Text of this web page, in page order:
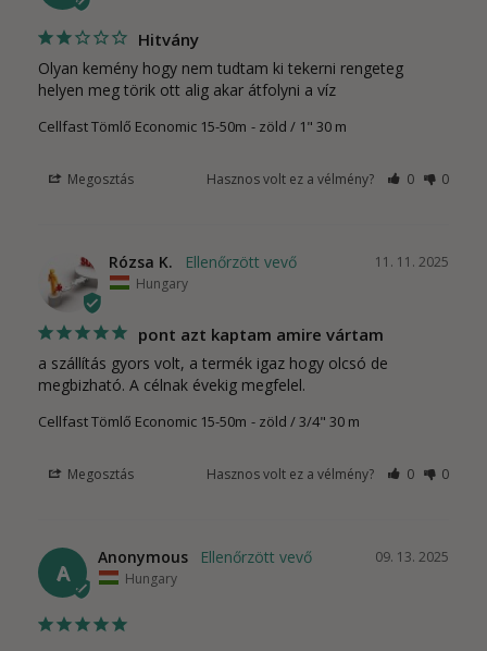
Hitvány
Olyan kemény hogy nem tudtam ki tekerni rengeteg
helyen meg törik ott alig akar átfolyni a víz
Cellfast Tömlő Economic 15-50m zöld / 1" 30 m
Megosztás Hasznos volt ez a vélmény? 0 0
11. 11. 2025
Rózsa K.
Hungary
pont azt kaptam amire vártam
a szállítás gyors volt, a termék igaz hogy olcsó de
megbizható. A célnak évekig megfelel.
Cellfast Tömlő Economic 15-50m zöld / 3/4" 30 m
Megosztás Hasznos volt ez a vélmény? 0 0
A
09. 13. 2025
Anonymous
Hungary